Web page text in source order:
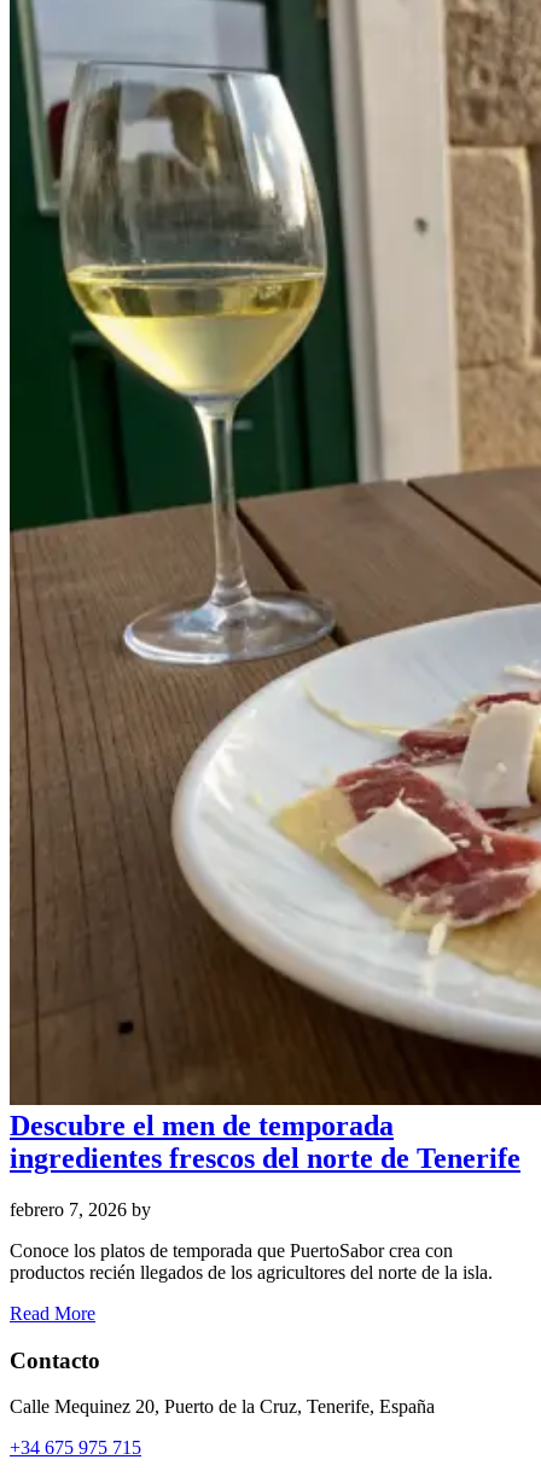
Descubre el men de temporada
ingredientes frescos del norte de Tenerife
febrero 7, 2026 by
Conoce los platos de temporada que PuertoSabor crea con
productos recién llegados de los agricultores del norte de la isla.
Read More
Contacto
Calle Mequinez 20, Puerto de la Cruz, Tenerife, España
+34 675 975 715